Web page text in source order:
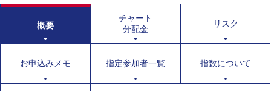
概要
チャート
分配金
リスク
お申込みメモ 指定参加者一覧 指数について